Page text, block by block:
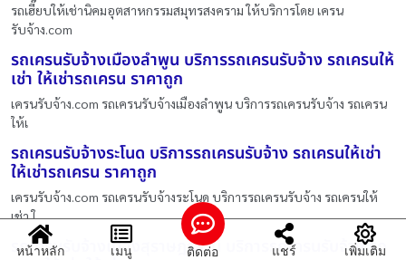
รถเฮี๊ยบให้เช่านิคมอุตสาหกรรมสมุทรสงคราม ให้บริการโดย เครน
รับจ้าง.com
รถเครนรับจ้างเมืองลำพูน บริการรถเครนรับจ้าง รถเครนให้
เช่า ให้เช่ารถเครน ราคาถูก
เครนรับจ้าง.com รถเครนรับจ้างเมืองลำพูน บริการรถเครนรับจ้าง รถเครน
ให้เ
รถเครนรับจ้างระโนด บริการรถเครนรับจ้าง รถเครนให้เช่า
ให้เช่ารถเครน ราคาถูก
เครนรับจ้าง.com รถเครนรับจ้างระโนด บริการรถเครนรับจ้าง รถเครนให้
เช่า ใ
รถเครนรับจ้างเมืองสุราษฎร์ธานี บริการรถเครนรับจ้าง รถ
หน้าหลัก เมนู ติดต่อ แชร์ เพิ่มเติม